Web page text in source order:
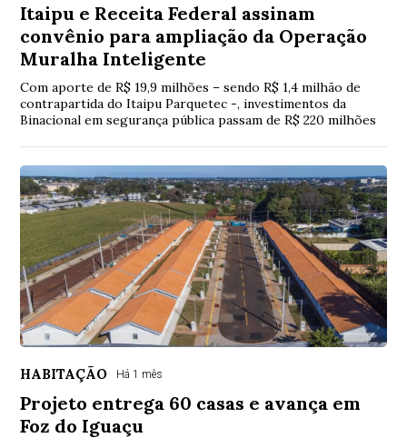
Itaipu e Receita Federal assinam
convênio para ampliação da Operação
Muralha Inteligente
Com aporte de R$ 19,9 milhões – sendo R$ 1,4 milhão de
contrapartida do Itaipu Parquetec -, investimentos da
Binacional em segurança pública passam de R$ 220 milhões
HABITAÇÃO Há 1 mês
Projeto entrega 60 casas e avança em
Foz do Iguaçu